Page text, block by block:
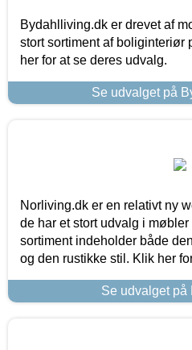
Bydahlliving.dk er drevet af
stort sortiment af boliginteriør
her for at se deres udvalg.
Se udvalget på
Norliving.dk er en relativt ny
de har et stort udvalg i
sortiment indeholder både
og den rustikke stil. Klik her
Se udvalget på